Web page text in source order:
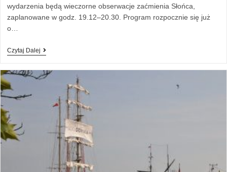
wydarzenia będą wieczorne obserwacje zaćmienia Słońca,
zaplanowane w godz. 19.12–20.30. Program rozpocznie się już
o…
Czytaj Dalej